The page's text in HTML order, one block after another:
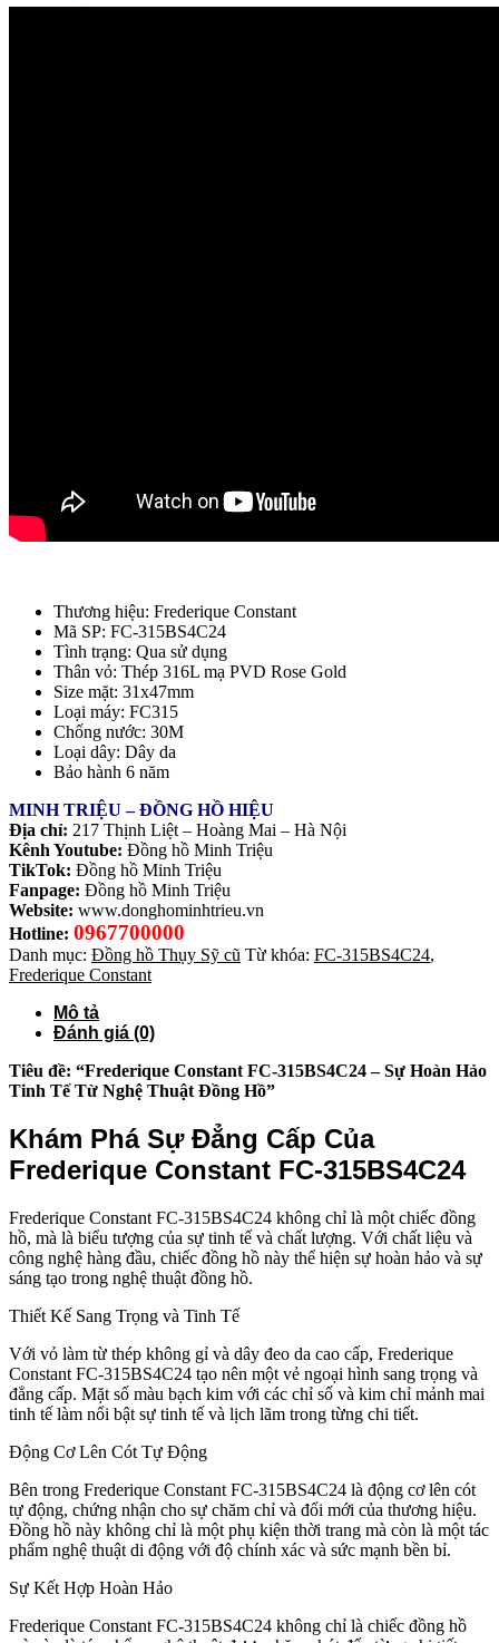
Thương hiệu: Frederique Constant
Mã SP: FC-315BS4C24
Tình trạng: Qua sử dụng
Thân vỏ: Thép 316L mạ PVD Rose Gold
Size mặt: 31x47mm
Loại máy: FC315
Chống nước: 30M
Loại dây: Dây da
Bảo hành 6 năm
MINH TRIỆU – ĐỒNG HỒ HIỆU
Địa chỉ: 217 Thịnh Liệt – Hoàng Mai – Hà Nội
Kênh Youtube: Đồng hồ Minh Triệu
TikTok: Đồng hồ Minh Triệu
Fanpage: Đồng hồ Minh Triệu
Website: www.donghominhtrieu.vn
Hotline: 0967700000
Danh mục: Đồng hồ Thụy Sỹ cũ Từ khóa: FC-315BS4C24,
Frederique Constant
Mô tả
Đánh giá (0)
Tiêu đề: “Frederique Constant FC-315BS4C24 – Sự Hoàn Hảo
Tinh Tế Từ Nghệ Thuật Đồng Hồ”
Khám Phá Sự Đẳng Cấp Của
Frederique Constant FC-315BS4C24
Frederique Constant FC-315BS4C24 không chỉ là một chiếc đồng
hồ, mà là biểu tượng của sự tinh tế và chất lượng. Với chất liệu và
công nghệ hàng đầu, chiếc đồng hồ này thể hiện sự hoàn hảo và sự
sáng tạo trong nghệ thuật đồng hồ.
Thiết Kế Sang Trọng và Tinh Tế
Với vỏ làm từ thép không gỉ và dây đeo da cao cấp, Frederique
Constant FC-315BS4C24 tạo nên một vẻ ngoại hình sang trọng và
đẳng cấp. Mặt số màu bạch kim với các chỉ số và kim chỉ mảnh mai
tinh tế làm nổi bật sự tinh tế và lịch lãm trong từng chi tiết.
Động Cơ Lên Cót Tự Động
Bên trong Frederique Constant FC-315BS4C24 là động cơ lên cót
tự động, chứng nhận cho sự chăm chỉ và đổi mới của thương hiệu.
Đồng hồ này không chỉ là một phụ kiện thời trang mà còn là một tác
phẩm nghệ thuật di động với độ chính xác và sức mạnh bền bỉ.
Sự Kết Hợp Hoàn Hảo
Frederique Constant FC-315BS4C24 không chỉ là chiếc đồng hồ